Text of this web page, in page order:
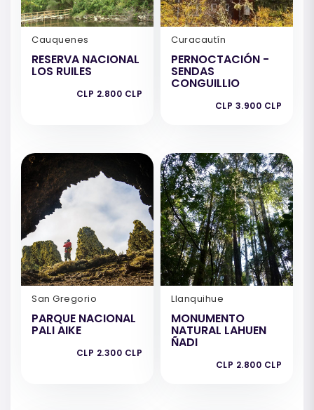
Cauquenes
RESERVA NACIONAL
LOS RUILES
CLP 2.800 CLP
Curacautín
PERNOCTACIÓN -
SENDAS
CONGUILLIO
CLP 3.900 CLP
San Gregorio
PARQUE NACIONAL
PALI AIKE
CLP 2.300 CLP
Llanquihue
MONUMENTO
NATURAL LAHUEN
ÑADI
CLP 2.800 CLP